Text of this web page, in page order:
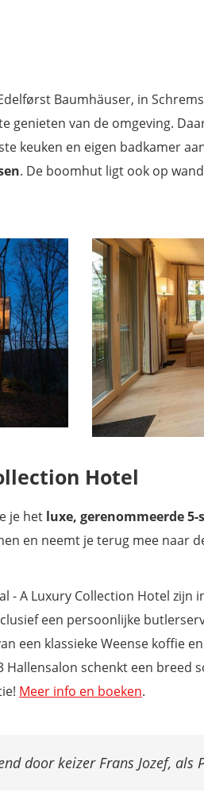
Baumhäuser, in
genieten van de omgeving.
keuken en eigen badkamer
. De boomhut ligt ook op
Hotel
je het luxe, gerenommeerde
en neemt je terug mee naar
- A Luxury Collection Hotel
een persoonlijke
een klassieke Weense koffie
schenkt een breed
Meer info en boeken.
door keizer Frans Jozef, als